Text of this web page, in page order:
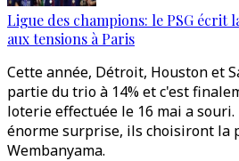
Ligue des champions: le PSG écrit
aux tensions à Paris
Cette année, Détroit, Houston et
partie du trio à 14% et c'est
loterie effectuée le 16 mai a souri.
énorme surprise, ils choisiront la
Wembanyama.